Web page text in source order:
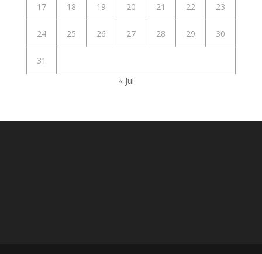
17 18 19 20 21 22 23
24 25 26 27 28 29 30
31
« Jul